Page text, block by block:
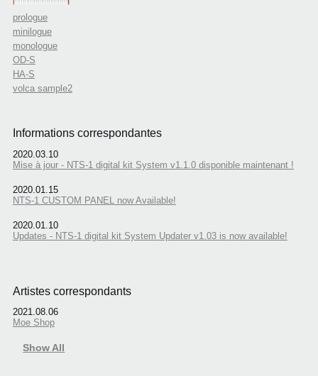
prologue
minilogue
monologue
OD-S
HA-S
volca sample2
Informations correspondantes
2020.03.10
Mise à jour - NTS-1 digital kit System v1.1.0 disponible maintenant !
2020.01.15
NTS-1 CUSTOM PANEL now Available!
2020.01.10
Updates - NTS-1 digital kit System Updater v1.03 is now available!
Artistes correspondants
2021.08.06
Moe Shop
Show All